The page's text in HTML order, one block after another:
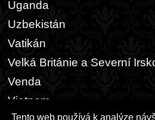
Tento web používá k analýze
Uganda
Uzbekistán
Vatikán
Velká Británie a Severní
Venda
Vietnam